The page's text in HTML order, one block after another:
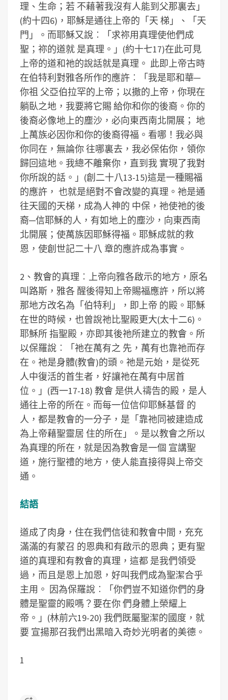
理、生命；若 不藉著我沒有人能到父那裏去」
(約十四6)，耶穌是通往上帝的「天 梯」、「天
門」。而耶穌又說︰「求祢用真理使他們成
聖；祢的道就 是真理。」(約十七17)在此可見
上帝的道和祂的說話就是真理。 此即上帝古時
在伯特利對雅各所作的應許︰「我是耶和華─
你祖 父亞伯拉罕的上帝；以撒的上帝，你現在
躺臥之地，我要將它賜 給你和你的後裔。你的
後裔必像地上的塵沙，必向東西南北開展； 地
上萬族必因你和你的後裔得福。看哪！我必與
你同在，無論你 往哪裏去，我必保佑你，領你
歸回這地。我總不離棄你，直到我 實現了我對
你所說的話。」(創二十八13-15)這是一種賜福
的應許， 也就是絕對不會改變的真理。祂是通
往天國的天梯，成為人神的 中保，祂使祂的後
裔─信耶穌的人，有如地上的塵沙，向東西南
北開展；使萬族因耶穌得福。耶穌成就的救
恩，使創世記二十八 章的應許成為事實。
2、教會的真理︰上帝向雅各啟示的地方，原名
叫路斯，雅各 醒後得知上帝賜福應許，所以將
那地方改名為「伯特利」，即上帝 的殿。耶穌
在世的時候，也曾說祂比聖殿更大(太十二6)。
耶穌所 指聖殿，亦即其後祂所建立的教會。所
以保羅說︰「祂在萬有之 先，萬有也靠祂而存
在。祂是身體(教會)的頭。祂是元始，是從死
人中復活的首生者，好讓祂在萬有中居首
位。」(西一17-18) 教會 是供人禱告的殿，是人
通往上帝的所在。而每一位信仰耶穌基督 的
人，都是教會的一分子，是「靠祂同被建造成
為上帝藉聖靈居 住的所在」。是以教會之所以
為真理的所在，就是因為教會是一個 宣講聖
道，施行聖禮的地方，使人能直接得與上帝交
通。
結語
道成了肉身，住在我們信徒和教會中間，充充
滿滿的有蒙召 的恩典和有啟示的恩典；更有聖
道的真理和有教會的真理，這都 是我們領受
過，而且是恩上加恩，好叫我們成為聖潔合乎
主用。 因為保羅說︰「你們豈不知道你們的身
體是聖靈的殿嗎？要在你 們身體上榮耀上
帝。」(林前六19-20) 我們既屬聖潔的國度，就
要 宣揚那召我們出黑暗入奇妙光明者的美德。
1